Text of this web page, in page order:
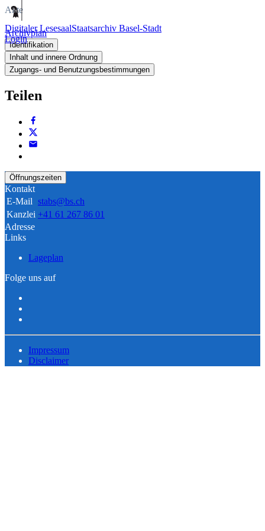
Digitaler LesesaalStaatsarchiv Basel-Stadt
Login
Akte
Archivplan
Identifikation
Inhalt und innere Ordnung
Zugangs- und Benutzungsbestimmungen
Teilen
Öffnungszeiten
Kontakt
E-Mail stabs@bs.ch
Kanzlei +41 61 267 86 01
Adresse
Links
Lageplan
Folge uns auf
Impressum
Disclaimer